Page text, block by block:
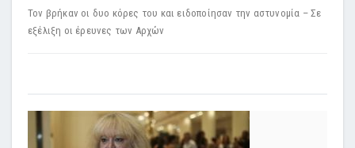
Τον βρήκαν οι δυο κόρες του και ειδοποίησαν την αστυνομία – Σε
εξέλιξη οι έρευνες των Αρχών